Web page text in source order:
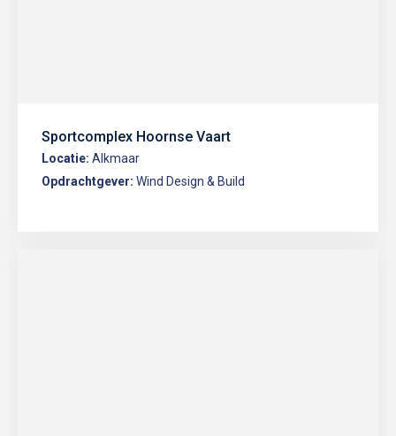
Sportcomplex Hoornse Vaart
Locatie: Alkmaar
Opdrachtgever: Wind Design & Build